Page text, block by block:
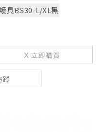
具BS30-L/XL黑
立即購買
蹤